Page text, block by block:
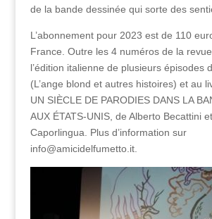
de la bande dessinée qui sorte des
L’abonnement pour 2023 est de 110
France. Outre les 4 numéros de la
l’édition italienne de plusieurs épisodes
(L’ange blond et autres histoires) et au
UN SIÈCLE DE PARODIES DANS LA
AUX ÉTATS-UNIS, de Alberto Becattini
Caporlingua. Plus d’information sur
info@amicidelfumetto.it.